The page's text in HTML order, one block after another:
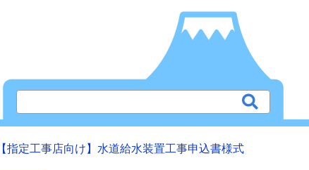
【指定工事店向け】水道給水装置工事申込書様式